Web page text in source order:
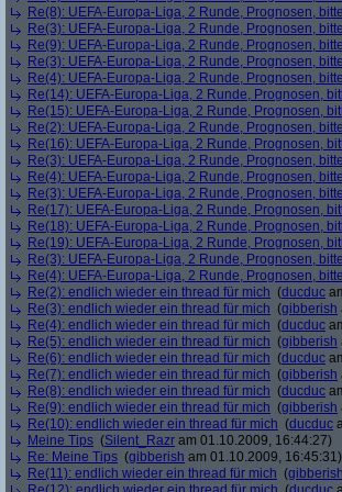
Re(8): UEFA-Europa-Liga, 2 Runde, Prognosen,
Re(3): UEFA-Europa-Liga, 2 Runde, Prognosen,
Re(9): UEFA-Europa-Liga, 2 Runde, Prognosen,
Re(3): UEFA-Europa-Liga, 2 Runde, Prognosen,
Re(4): UEFA-Europa-Liga, 2 Runde, Prognosen,
Re(14): UEFA-Europa-Liga, 2 Runde, Prognosen,
Re(15): UEFA-Europa-Liga, 2 Runde, Prognosen,
Re(2): UEFA-Europa-Liga, 2 Runde, Prognosen,
Re(16): UEFA-Europa-Liga, 2 Runde, Prognosen,
Re(3): UEFA-Europa-Liga, 2 Runde, Prognosen,
Re(4): UEFA-Europa-Liga, 2 Runde, Prognosen,
Re(3): UEFA-Europa-Liga, 2 Runde, Prognosen,
Re(17): UEFA-Europa-Liga, 2 Runde, Prognosen,
Re(18): UEFA-Europa-Liga, 2 Runde, Prognosen,
Re(19): UEFA-Europa-Liga, 2 Runde, Prognosen,
Re(3): UEFA-Europa-Liga, 2 Runde, Prognosen,
Re(4): UEFA-Europa-Liga, 2 Runde, Prognosen,
Re(2): endlich wieder ein thread für mich (ducduc
Re(3): endlich wieder ein thread für mich (gibberish
Re(4): endlich wieder ein thread für mich (ducduc
Re(5): endlich wieder ein thread für mich (gibberish
Re(6): endlich wieder ein thread für mich (ducduc
Re(7): endlich wieder ein thread für mich (gibberish
Re(8): endlich wieder ein thread für mich (ducduc
Re(9): endlich wieder ein thread für mich (gibberish
Re(10): endlich wieder ein thread für mich (ducduc
Meine Tips (Silent_Razr am 01.10.2009, 16:44:27)
Re: Meine Tips (gibberish am 01.10.2009, 16:45:31)
Re(11): endlich wieder ein thread für mich (gibberish